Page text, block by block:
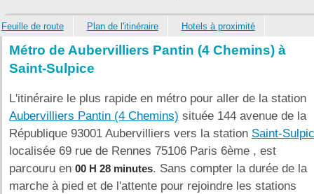
Feuille de route Plan de l'itinéraire Hotels à proximité
Métro de Aubervilliers Pantin (4 Chemins) à
Saint-Sulpice
L'itinéraire le plus rapide en métro pour aller de la station
Aubervilliers Pantin (4 Chemins) située 144 avenue de la
République 93001 Aubervilliers vers la station Saint-
localisée 69 rue de Rennes 75106 Paris 6ème , est
parcouru en 00 H 28 minutes. Sans compter la durée de la
marche à pied et de l'attente pour rejoindre les stations